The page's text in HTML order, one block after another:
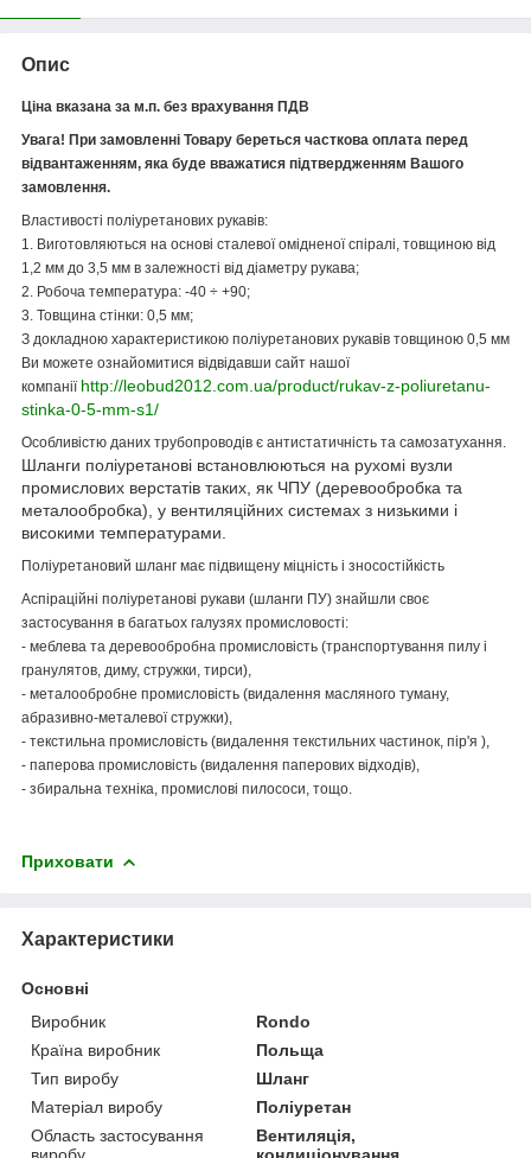
Опис
Ціна вказана за м.п. без врахування ПДВ
Увага! При замовленні Товару береться часткова оплата перед
відвантаженням, яка буде вважатися підтвердженням Вашого
замовлення.
Властивості поліуретанових рукавів:
1. Виготовляються на основі сталевої омідненої спіралі, товщиною від
1,2 мм до 3,5 мм в залежності від діаметру рукава;
2. Робоча температура: -40 ÷ +90;
3. Товщина стінки: 0,5 мм;
З докладною характеристикою поліуретанових рукавів товщиною 0,5 мм
Ви можете ознайомитися відвідавши сайт нашої
компанії http://leobud2012.com.ua/product/rukav-z-poliuretanu-
stinka-0-5-mm-s1/
Особливістю даних трубопроводів є антистатичність та самозатухання.
Шланги поліуретанові встановлюються на рухомі вузли
промислових верстатів таких, як ЧПУ (деревообробка та
металообробка), у вентиляційних системах з низькими і
високими температурами.
Поліуретановий шланг має підвищену міцність і зносостійкість
Аспіраційні поліуретанові рукави (шланги ПУ) знайшли своє
застосування в багатьох галузях промисловості:
- меблева та деревообробна промисловість (транспортування пилу і
гранулятов, диму, стружки, тирси),
- металообробне промисловість (видалення масляного туману,
абразивно-металевої стружки),
- текстильна промисловість (видалення текстильних частинок, пір'я ),
- паперова промисловість (видалення паперових відходів),
- збиральна техніка, промислові пилососи, тощо.
Приховати
Характеристики
Основні
Виробник
Rondo
Країна виробник
Польща
Тип виробу
Шланг
Матеріал виробу
Поліуретан
Область застосування
виробу
Вентиляція,
кондиціонування,